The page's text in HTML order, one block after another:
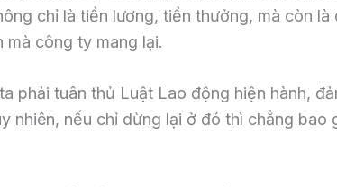
chỉ là tiền lương, tiền thưởng, mà còn
mà công ty mang lại.
phải tuân thủ Luật Lao động hiện hành,
nhiên, nếu chỉ dừng lại ở đó thì chẳng